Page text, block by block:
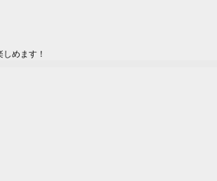
めます！